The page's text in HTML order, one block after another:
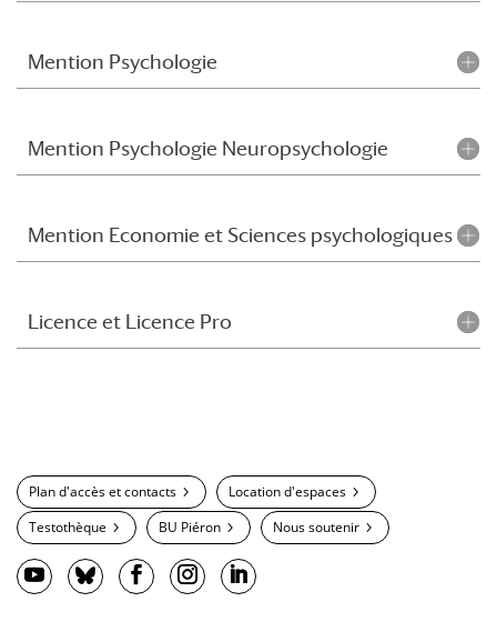
Mention Psychologie
Mention Psychologie Neuropsychologie
Mention Economie et Sciences psychologiques
Licence et Licence Pro
Plan d'accès et contacts
Location d'espaces
Testothèque
BU Piéron Nous soutenir